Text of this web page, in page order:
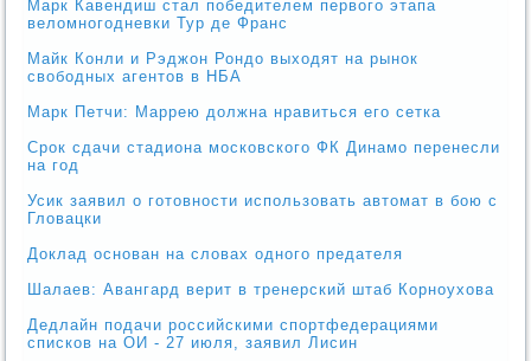
Марк Кавендиш стал победителем первого этапа
веломногодневки Тур де Франс
Майк Конли и Рэджон Рондо выходят на рынок
свободных агентов в НБА
Марк Петчи: Маррею должна нравиться его сетка
Срок сдачи стадиона московского ФК Динамо перенесли
на год
Усик заявил о готовности использовать автомат в бою с
Гловацки
Доклад основан на словах одного предателя
Шалаев: Авангард верит в тренерский штаб Корноухова
Дедлайн подачи российскими спортфедерациями
списков на ОИ - 27 июля, заявил Лисин